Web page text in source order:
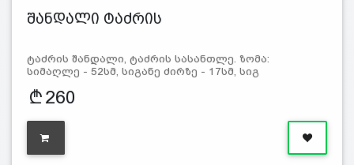
შანდალი ტაძრის
ტაძრის შანდალი, ტაძრის სასანთლე. ზომა:
სიმაღლე - 52სმ, სიგანე ძირზე - 17სმ, სიგ
260